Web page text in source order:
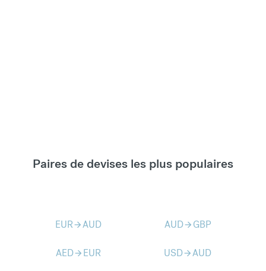
Paires de devises les plus populaires
EURarrow_forwardAUD AUDarrow_forward GBP
AEDarrow_forward EUR USDarrow_forwardAUD